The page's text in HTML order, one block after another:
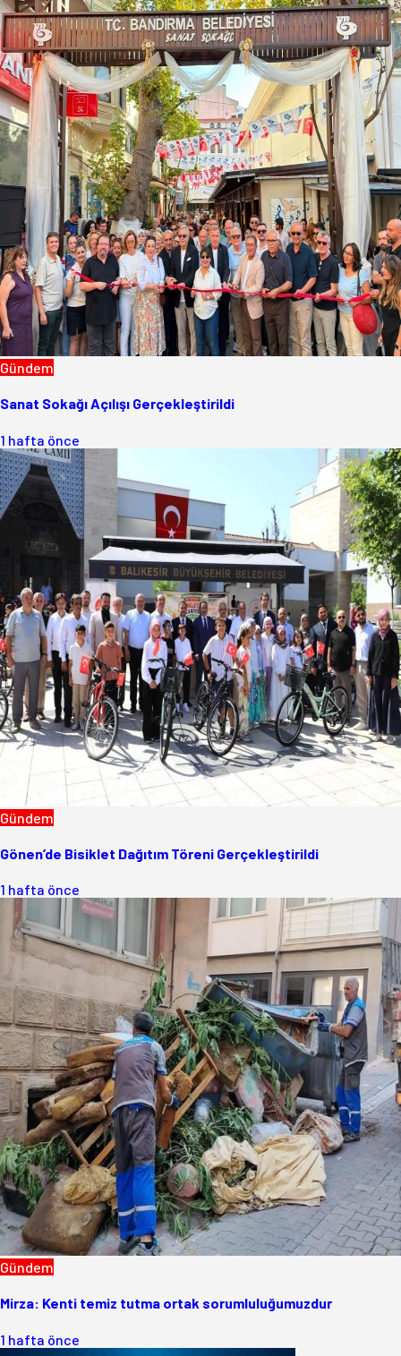
Gündem
Sanat Sokağı Açılışı Gerçekleştirildi
1 hafta önce
Gündem
Gönen’de Bisiklet Dağıtım Töreni Gerçekleştirildi
1 hafta önce
Gündem
Mirza: Kenti temiz tutma ortak sorumluluğumuzdur
1 hafta önce